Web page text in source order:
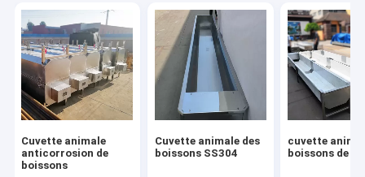
Cuvette animale
anticorrosion de
boissons
Cuvette animale des
boissons SS304
cuvette
boissons de